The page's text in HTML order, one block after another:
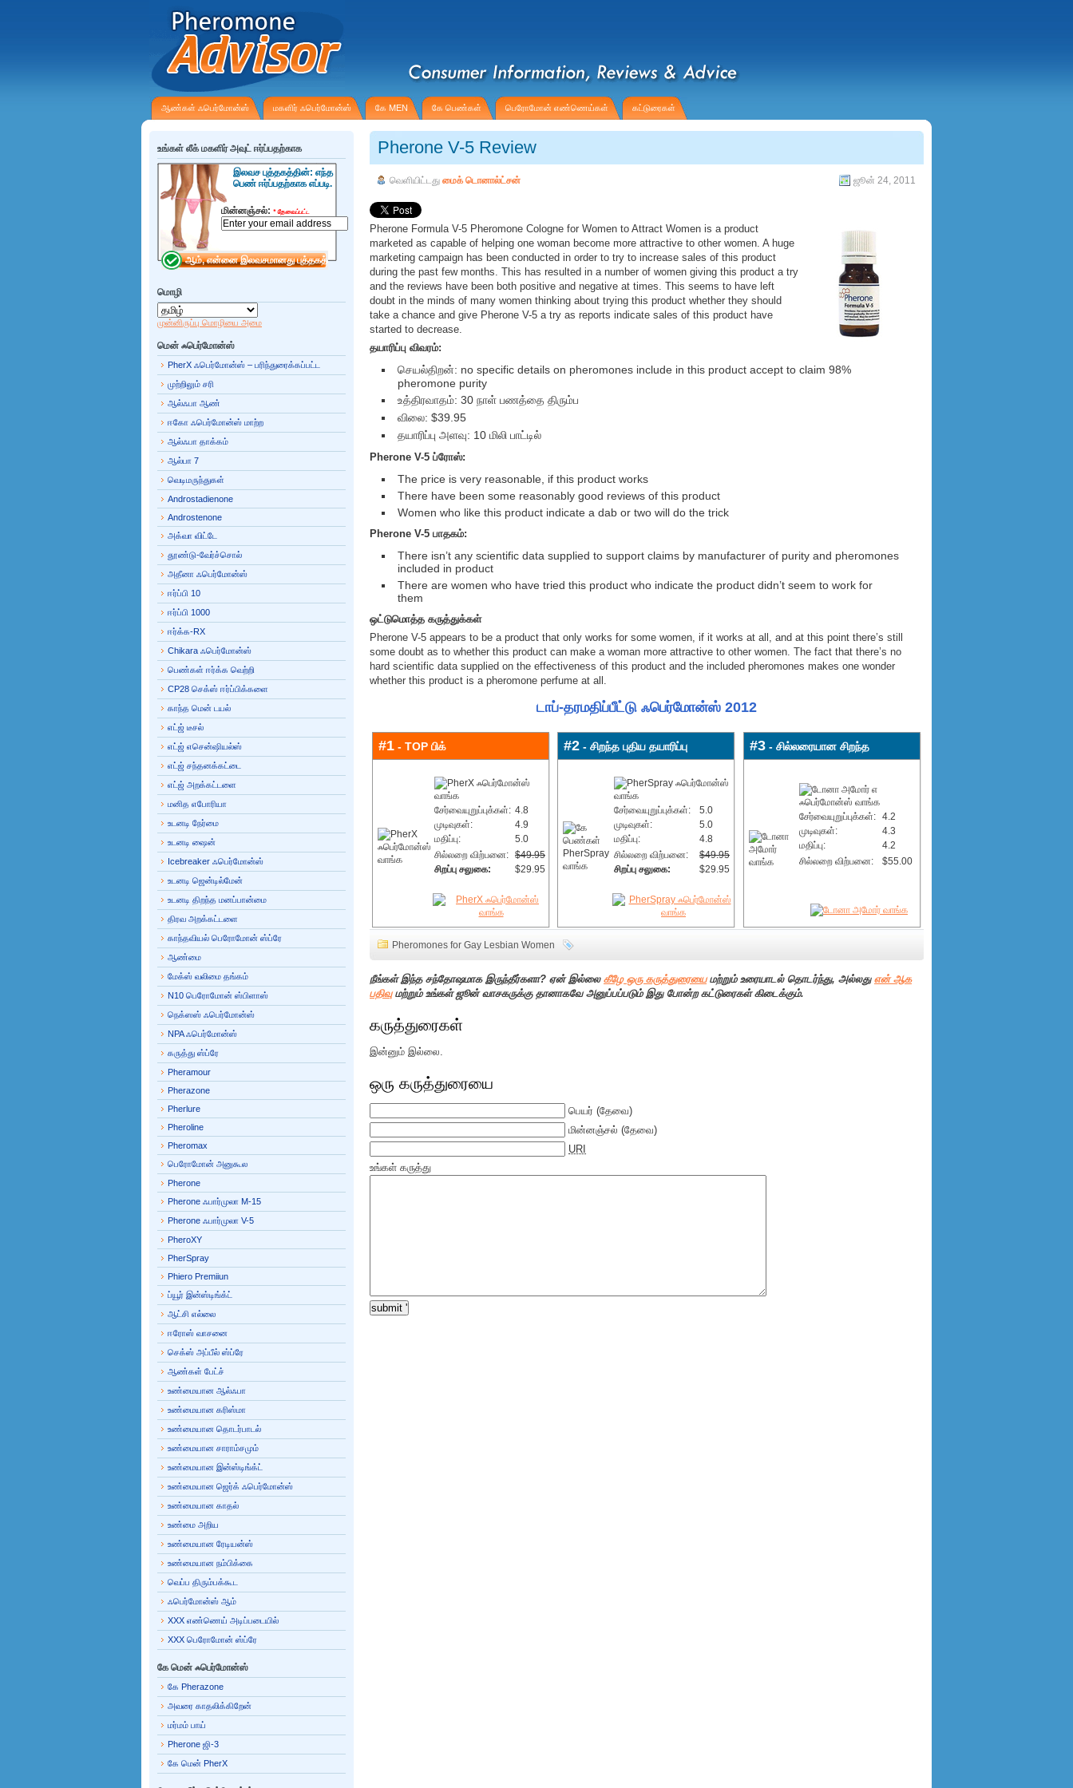
ஆண்கள் ஃபெர்மோன்ஸ் மகளிர் ஃபெர்மோன்ஸ் கே MEN கே பெண்கள் பெரோமோன் எண்ணெய்கள் கட்டுரைகள்
Pherone V-5 Review
வெளியிட்டது மைக் டொனால்ட்சன் ஜூன் 24, 2011
Pherone Formula V-5 Pheromone Cologne for Women to Attract Women is a product
marketed as capable of helping one woman become more attractive to other women. A huge
marketing campaign has been conducted in order to try to increase sales of this product
during the past few months. This has resulted in a number of women giving this product a try
and the reviews have been both positive and negative at times. This seems to have left
doubt in the minds of many women thinking about trying this product whether they should
take a chance and give Pherone V-5 a try as reports indicate sales of this product have
started to decrease.
தயாரிப்பு விவரம்:
செயல்திறன்: no specific details on pheromones include in this product accept to claim 98%
pheromone purity
உத்திரவாதம்: 30 நாள் பணத்தை திரும்ப
விலை: $39.95
தயாரிப்பு அளவு: 10 மிலி பாட்டில்
Pherone V-5 ப்ரோஸ்:
The price is very reasonable, if this product works
There have been some reasonably good reviews of this product
Women who like this product indicate a dab or two will do the trick
Pherone V-5 பாதகம்:
There isn’t any scientific data supplied to support claims by manufacturer of purity and pheromones
included in product
There are women who have tried this product who indicate the product didn’t seem to work for
them
ஒட்டுமொத்த கருத்துக்கள்
Pherone V-5 appears to be a product that only works for some women, if it works at all, and at this point there’s still
some doubt as to whether this product can make a woman more attractive to other women. The fact that there’s no
hard scientific data supplied on the effectiveness of this product and the included pheromones makes one wonder
whether this product is a pheromone perfume at all.
டாப்-தரமதிப்பீட்டு ஃபெர்மோன்ஸ் 2012
#1 - TOP பிக்
சேர்வையுறுப்புக்கள்: 4.8
முடிவுகள்:
4.9
மதிப்பு:
5.0
சில்லறை விற்பனை: $49.95
சிறப்பு சலுகை:
$29.95
#2 - சிறந்த புதிய தயாரிப்பு
சேர்வையுறுப்புக்கள்:
5.0
முடிவுகள்:
5.0
மதிப்பு:
4.8
சில்லறை விற்பனை:
$49.95
சிறப்பு சலுகை:
$29.95
#3 - சில்லரையான சிறந்த
சேர்வையுறுப்புக்கள்: 4.2
முடிவுகள்:
4.3
மதிப்பு:
4.2
சில்லறை விற்பனை:
$55.00
Pheromones for Gay Lesbian Women
நீங்கள் இந்த சந்தோஷமாக இருந்தீர்களா? ஏன் இல்லை கீழே ஒரு கருத்துரையைமற்றும் உரையாடல் தொடர்ந்து, அல்லது என் ஆக
பதிவுமற்றும் உங்கள் ஜூன் வாசகருக்கு தானாகவே அனுப்பப்படும் இது போன்ற கட்டுரைகள் கிடைக்கும்.
கருத்துரைகள்
இன்னும் இல்லை.
ஒரு கருத்துரையை
பெயர் (தேவை)
மின்னஞ்சல் (தேவை)
URI
உங்கள் கருத்து
உங்கள் லீக் மகளிர் அவுட் ஈர்ப்பதற்காக
இலவச புத்தகத்தின்: எந்த
பெண் ஈர்ப்பதற்காக எப்படி.
மின்னஞ்சல்: *தேவைப்பட்ட
மொழி
முன்னிருப்பு மொழியை அமை
மென் ஃபெர்மோன்ஸ்
PherX ஃபெர்மோன்ஸ் – பரிந்துரைக்கப்பட்ட
முற்றிலும் சரி
ஆல்ஃபா ஆண்
ஈகோ ஃபெர்மோன்ஸ் மாற்ற
ஆல்ஃபா தாக்கம்
ஆல்பா 7
வெடிமருந்துகள்
Androstadienone
Androstenone
அக்வா விட்டே
தூண்டு-வேர்ச்சொல்
அதீனா ஃபெர்மோன்ஸ்
ஈர்ப்பி 10
ஈர்ப்பி 1000
ஈர்க்க-RX
Chikara ஃபெர்மோன்ஸ்
பெண்கள் ஈர்க்க வெற்றி
CP28 செக்ஸ் ஈர்ப்பிக்களை
காந்த மென் டயல்
எட்ஜ் டீசல்
எட்ஜ் எசென்ஷியல்ஸ்
எட்ஜ் சந்தனக்கட்டை
எட்ஜ் அறக்கட்டளை
மனித எபோரியா
உடனடி நேர்மை
உடனடி ஷைன்
Icebreaker ஃபெர்மோன்ஸ்
உடனடி ஜென்டில்மேன்
உடனடி திறந்த மனப்பான்மை
திரவ அறக்கட்டளை
காந்தவியல் பெரோமோன் ஸ்ப்ரே
ஆண்மை
மேக்ஸ் வலிமை தங்கம்
N10 பெரோமோன் ஸ்பிளாஸ்
நெக்ஸஸ் ஃபெர்மோன்ஸ்
NPA ஃபெர்மோன்ஸ்
கருத்து ஸ்ப்ரே
Pheramour
Pherazone
Pherlure
Pheroline
Pheromax
பெரோமோன் அனுகூல
Pherone
Pherone ஃபார்முலா M-15
Pherone ஃபார்முலா V-5
PheroXY
PherSpray
Phiero Premiiun
ப்யூர் இன்ஸ்டிங்க்ட்
ஆட்சி எல்லை
ஈரோஸ் வாசனை
செக்ஸ் அப்பீல் ஸ்ப்ரே
ஆண்கள் பேட்ச்
உண்மையான ஆல்ஃபா
உண்மையான கரிஸ்மா
உண்மையான தொடர்பாடல்
உண்மையான சாராம்சமும்
உண்மையான இன்ஸ்டிங்க்ட்
உண்மையான ஜெர்க் ஃபெர்மோன்ஸ்
உண்மையான காதல்
உண்மை அறிய
உண்மையான ரேடியன்ஸ்
உண்மையான நம்பிக்கை
வெப்ப திரும்பக்கூட
ஃபெர்மோன்ஸ் ஆம்
XXX எண்ணெய் அடிப்படையில்
XXX பெரோமோன் ஸ்ப்ரே
கே மென் ஃபெர்மோன்ஸ்
கே Pherazone
அவரை காதலிக்கிறேன்
மர்மம் பாய்
Pherone ஜி-3
கே மென் PherX